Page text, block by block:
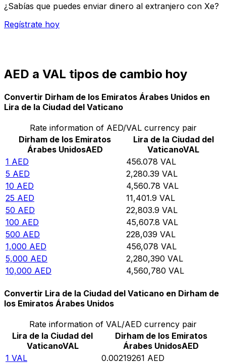
¿Sabías que puedes enviar dinero al extranjero con Xe?
Regístrate hoy
AED a VAL tipos de cambio hoy
Convertir Dirham de los Emiratos Árabes Unidos en
Lira de la Ciudad del Vaticano
Rate information of AED/VAL currency pair
Dirham de los Emiratos
Árabes UnidosAED
Lira de la Ciudad del
VaticanoVAL
1 AED 456.078 VAL
5 AED 2,280.39 VAL
10 AED 4,560.78 VAL
25 AED 11,401.9 VAL
50 AED 22,803.9 VAL
100 AED 45,607.8 VAL
500 AED 228,039 VAL
1,000 AED 456,078 VAL
5,000 AED 2,280,390 VAL
10,000 AED 4,560,780 VAL
Convertir Lira de la Ciudad del Vaticano en Dirham de
los Emiratos Árabes Unidos
Rate information of VAL/AED currency pair
Lira de la Ciudad del
VaticanoVAL
Dirham de los Emiratos
Árabes UnidosAED
1 VAL 0.00219261 AED